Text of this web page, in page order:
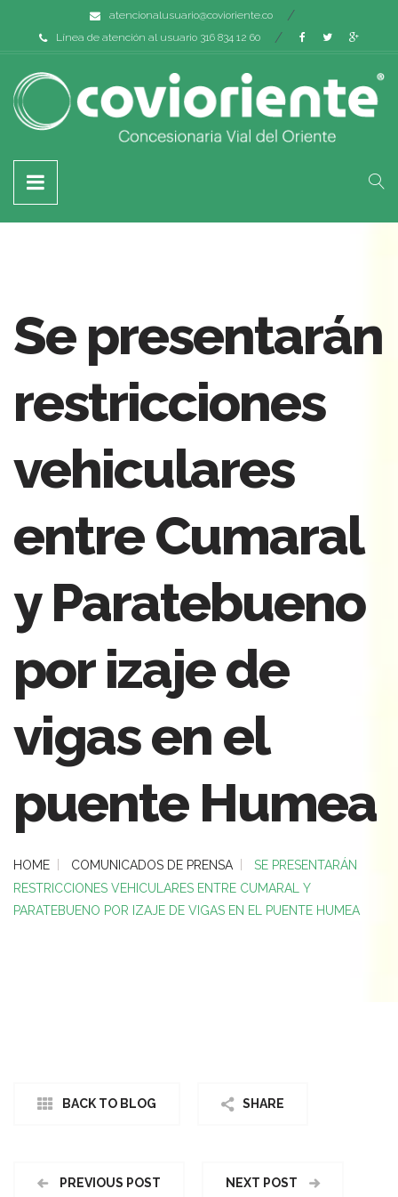
atencionalusuario@covioriente.co
Línea de atención al usuario 316 834 12 60
Se presentarán
restricciones
vehiculares
entre Cumaral
y Paratebueno
por izaje de
vigas en el
puente Humea
HOME COMUNICADOS DE PRENSA
SE PRESENTARÁN
RESTRICCIONES VEHICULARES ENTRE CUMARAL Y
PARATEBUENO POR IZAJE DE VIGAS EN EL PUENTE HUMEA
BACK TO BLOG SHARE
PREVIOUS POST NEXT POST